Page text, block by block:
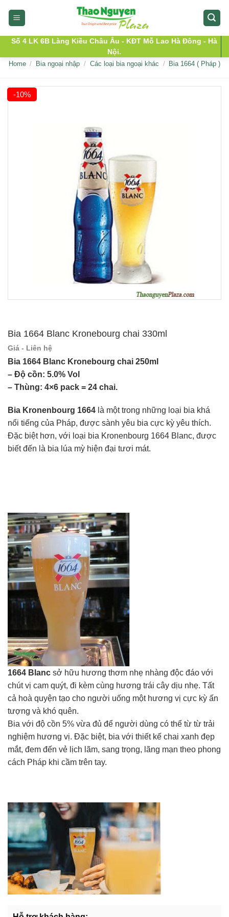
Số 4 LK 6B Làng Kiều Châu Âu - KĐT Mỗ Lao Hà Đông - Hà
Nội.
Home / Bia ngoại nhập / Các loại bia ngoại khác / Bia 1664 ( Pháp )
-10%
Bia 1664 Blanc Kronebourg chai 330ml
Giá - Liên hệ
Bia 1664 Blanc Kronebourg chai 250ml
– Độ cồn: 5.0% Vol
– Thùng: 4×6 pack = 24 chai.
Bia Kronenbourg 1664 là một trong những loại bia khá
nổi tiếng của Pháp, được sành yêu bia cực kỳ yêu thích.
Đặc biệt hơn, với loại bia Kronenbourg 1664 Blanc, được
biết đến là bia lúa mỳ hiện đại tươi mát.
1664 Blanc sở hữu hương thơm nhẹ nhàng độc đáo với
chút vị cam quýt, đi kèm cùng hương trái cây dịu nhẹ. Tất
cả hoà quyện tạo cho người uống một hương vị cực kỳ ấn
tượng và khó quên.
Bia với độ cồn 5% vừa đủ để người dùng có thể từ từ trải
nghiệm hương vị. Đặc biệt, bia với thiết kế chai xanh đẹp
mắt, đem đến vẻ lịch lãm, sang trọng, lãng mạn theo phong
cách Pháp khi cầm trên tay.